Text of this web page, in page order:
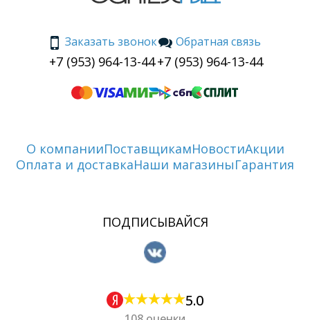
Заказать звонок
+7 (953) 964-13-44
Обратная связь
+7 (953) 964-13-44
О компанииПоставщикамНовостиАкции
Оплата и доставкаНаши магазиныГарантия
ПОДПИСЫВАЙСЯ
5.0